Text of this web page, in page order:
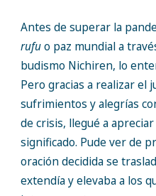
Antes de superar la
rufuo paz mundial a
budismo Nichiren, lo
Pero gracias a realizar el
sufrimientos y alegrías
de crisis, llegué a
significado. Pude ver de
oración decidida se
extendía y elevaba a los